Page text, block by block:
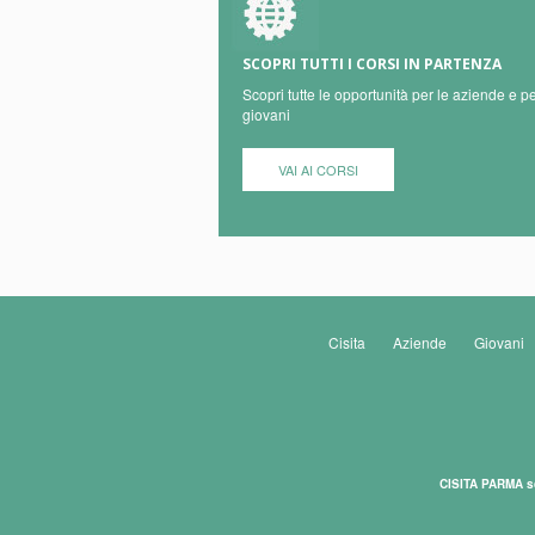
SCOPRI TUTTI I CORSI IN PARTENZA
Scopri tutte le opportunità per le aziende e
giovani
VAI AI CORSI
Cisita Aziende Giovani
CISITA PARMA